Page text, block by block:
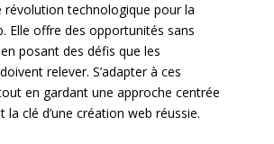
révolution technologique pour la
Elle offre des opportunités sans
posant des défis que les
relever. S’adapter à ces
en gardant une approche centrée
la clé d’une création web réussie.